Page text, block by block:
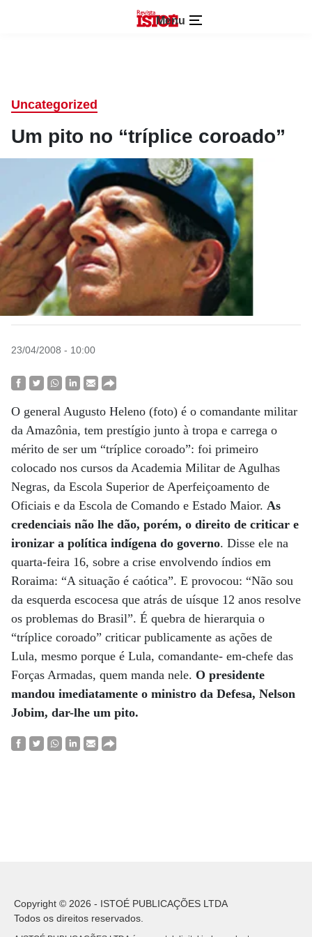
Menu
Uncategorized
Um pito no “tríplice coroado”
23/04/2008 - 10:00
O general Augusto Heleno (foto) é o comandante militar
da Amazônia, tem prestígio junto à tropa e carrega o
mérito de ser um “tríplice coroado”: foi primeiro
colocado nos cursos da Academia Militar de Agulhas
Negras, da Escola Superior de Aperfeiçoamento de
Oficiais e da Escola de Comando e Estado Maior. As
credenciais não lhe dão, porém, o direito de criticar e
ironizar a política indígena do governo. Disse ele na
quarta-feira 16, sobre a crise envolvendo índios em
Roraima: “A situação é caótica”. E provocou: “Não sou
da esquerda escocesa que atrás de uísque 12 anos resolve
os problemas do Brasil”. É quebra de hierarquia o
“tríplice coroado” criticar publicamente as ações de
Lula, mesmo porque é Lula, comandante- em-chefe das
Forças Armadas, quem manda nele. O presidente
mandou imediatamente o ministro da Defesa, Nelson
Jobim, dar-lhe um pito.
Copyright © 2026 - ISTOÉ PUBLICAÇÕES LTDA
Todos os direitos reservados.